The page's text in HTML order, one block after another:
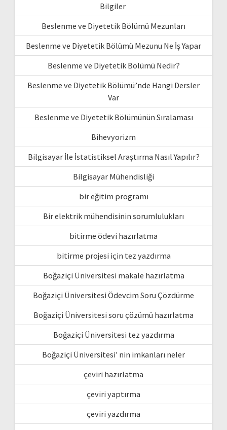
Bilgiler
Beslenme ve Diyetetik Bölümü Mezunları
Beslenme ve Diyetetik Bölümü Mezunu Ne İş Yapar
Beslenme ve Diyetetik Bölümü Nedir?
Beslenme ve Diyetetik Bölümü’nde Hangi Dersler
Var
Beslenme ve Diyetetik Bölümünün Sıralaması
Bihevyorizm
Bilgisayar İle İstatistiksel Araştırma Nasıl Yapılır?
Bilgisayar Mühendisliği
bir eğitim programı
Bir elektrik mühendisinin sorumlulukları
bitirme ödevi hazırlatma
bitirme projesi için tez yazdırma
Boğaziçi Üniversitesi makale hazırlatma
Boğaziçi Üniversitesi Ödevcim Soru Çözdürme
Boğaziçi Üniversitesi soru çözümü hazırlatma
Boğaziçi Üniversitesi tez yazdırma
Boğaziçi Üniversitesi' nin imkanları neler
çeviri hazırlatma
çeviri yaptırma
çeviri yazdırma